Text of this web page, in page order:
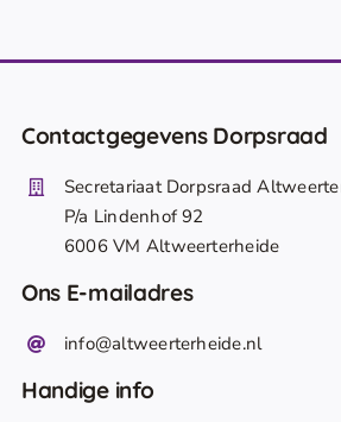
Contactgegevens Dorpsraad
Secretariaat Dorpsraad
P/a Lindenhof 92
6006 VM Altweerterheide
Ons E-mailadres
info@altweerterheide.nl
Handige info